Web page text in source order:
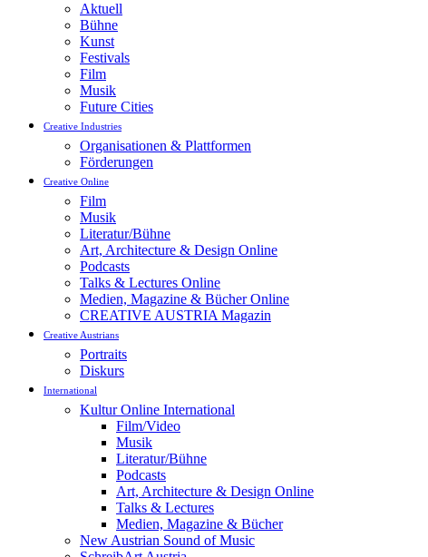
Aktuell
Bühne
Kunst
Festivals
Film
Musik
Future Cities
Creative Industries
Organisationen & Plattformen
Förderungen
Creative Online
Film
Musik
Literatur/Bühne
Art, Architecture & Design Online
Podcasts
Talks & Lectures Online
Medien, Magazine & Bücher Online
CREATIVE AUSTRIA Magazin
Creative Austrians
Portraits
Diskurs
International
Kultur Online International
Film/Video
Musik
Literatur/Bühne
Podcasts
Art, Architecture & Design Online
Talks & Lectures
Medien, Magazine & Bücher
New Austrian Sound of Music